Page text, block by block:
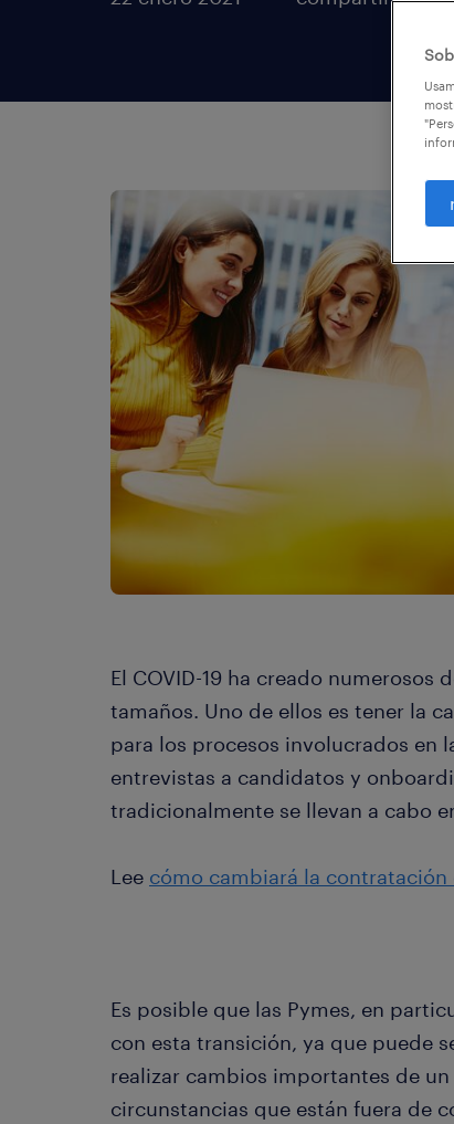
El COVID-19 ha creado
tamaños. Uno de ellos es tener la
para los procesos involucrados en
entrevistas a candidatos y
tradicionalmente se llevan a cabo
Lee cómo cambiará la
Es posible que las Pymes, en
con esta transición, ya que puede
realizar cambios importantes de
circunstancias que están fuera de